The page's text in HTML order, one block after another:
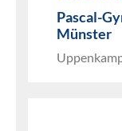
Pascal-
Münster